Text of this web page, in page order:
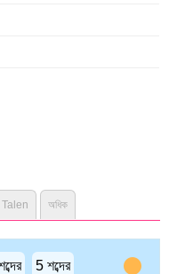
Talen অধিক
5 শব্দের